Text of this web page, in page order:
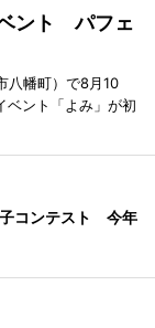
ント パフェ
八幡町）で8月10
ベント「よみ」が初
コンテスト 今年